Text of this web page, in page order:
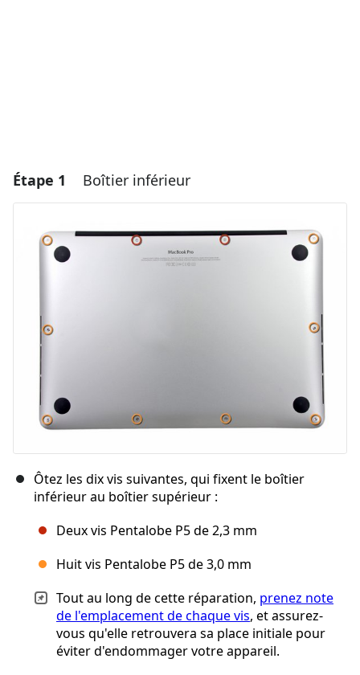
Étape 1 Boîtier inférieur
Ôtez les dix vis suivantes, qui fixent le boîtier
inférieur au boîtier supérieur :
Deux vis Pentalobe P5 de 2,3 mm
Huit vis Pentalobe P5 de 3,0 mm
Tout au long de cette réparation, prenez note
de l'emplacement de chaque vis, et assurez-
vous qu'elle retrouvera sa place initiale pour
éviter d'endommager votre appareil.